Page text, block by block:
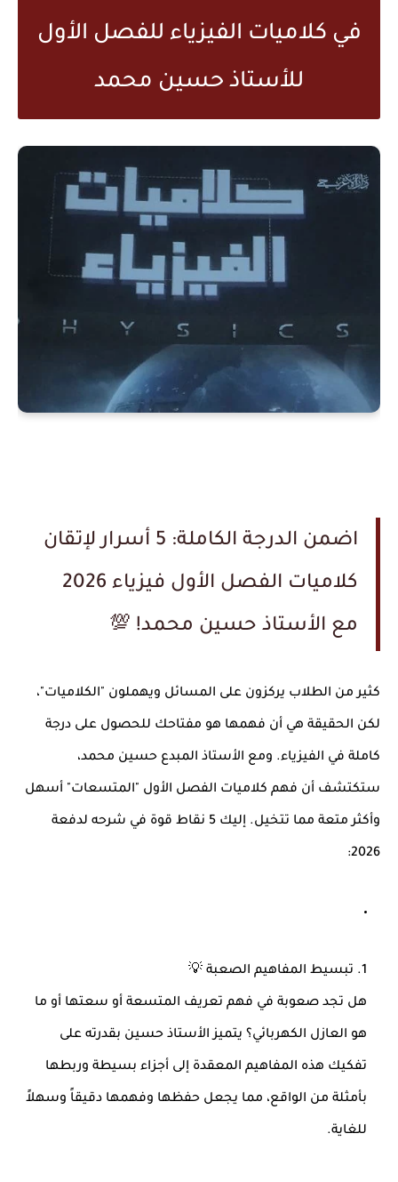
في كلاميات الفيزياء للفصل الأول
للأستاذ حسين محمد
اضمن الدرجة الكاملة: 5 أسرار لإتقان
كلاميات الفصل الأول فيزياء 2026
مع الأستاذ حسين محمد! 💯
كثير من الطلاب يركزون على المسائل ويهملون "الكلاميات"،
لكن الحقيقة هي أن فهمها هو مفتاحك للحصول على درجة
كاملة في الفيزياء. ومع الأستاذ المبدع حسين محمد،
ستكتشف أن فهم كلاميات الفصل الأول "المتسعات" أسهل
وأكثر متعة مما تتخيل. إليك 5 نقاط قوة في شرحه لدفعة
2026:
1. تبسيط المفاهيم الصعبة 💡
هل تجد صعوبة في فهم تعريف المتسعة أو سعتها أو ما
هو العازل الكهربائي؟ يتميز الأستاذ حسين بقدرته على
تفكيك هذه المفاهيم المعقدة إلى أجزاء بسيطة وربطها
بأمثلة من الواقع، مما يجعل حفظها وفهمها دقيقاً وسهلاً
للغاية.